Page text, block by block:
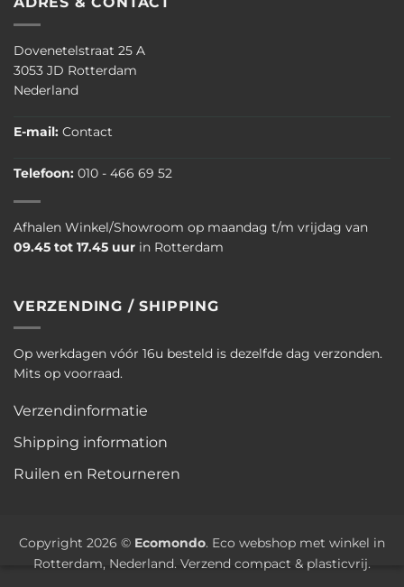
Dovenetelstraat 25 A
3053 JD Rotterdam
Nederland
E-mail: Contact
Telefoon: 010 - 466 69 52
Afhalen Winkel/Showroom op maandag t/m vrijdag van
09.45 tot 17.45 uur in Rotterdam
VERZENDING / SHIPPING
Op werkdagen vóór 16u besteld is dezelfde dag verzonden.
Mits op voorraad.
Verzendinformatie
Shipping information
Ruilen en Retourneren
Copyright 2026 © Ecomondo. Eco webshop met winkel in
Rotterdam, Nederland. Verzend compact & plasticvrij.